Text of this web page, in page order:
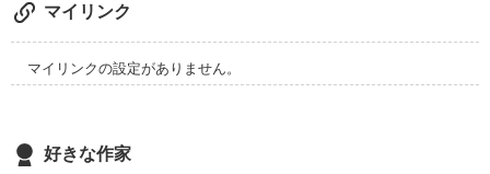
マイリンク
マイリンクの設定がありません。
好きな作家